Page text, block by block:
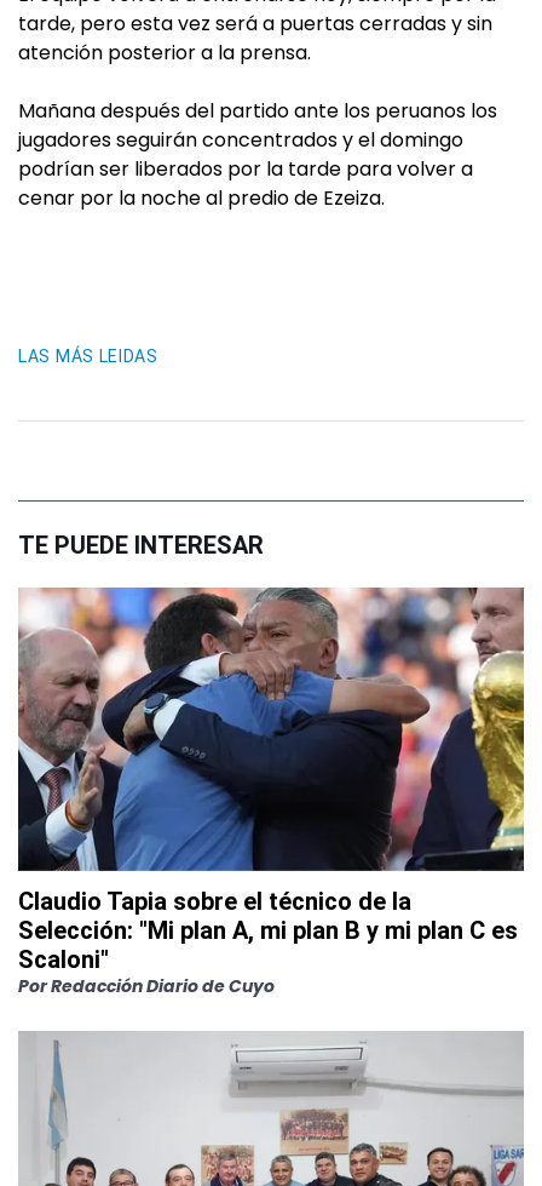
tarde, pero esta vez será a puertas cerradas y sin
atención posterior a la prensa.
Mañana después del partido ante los peruanos los
jugadores seguirán concentrados y el domingo
podrían ser liberados por la tarde para volver a
cenar por la noche al predio de Ezeiza.
LAS MÁS LEIDAS
TE PUEDE INTERESAR
Claudio Tapia sobre el técnico de la
Selección: "Mi plan A, mi plan B y mi plan C es
Scaloni"
PorRedacción Diario de Cuyo